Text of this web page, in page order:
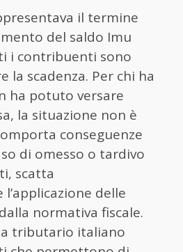
il termine
del saldo Imu
i contribuenti sono
la scadenza. Per chi ha
ha potuto versare
la situazione non è
conseguenze
di omesso o tardivo
scatta
delle
normativa fiscale.
tributario italiano